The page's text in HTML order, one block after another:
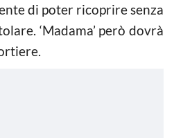
di poter ricoprire senza
‘Madama’ però dovrà